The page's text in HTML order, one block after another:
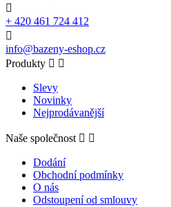

+ 420 461 724 412

info@bazeny-eshop.cz
Produkty  
Slevy
Novinky
Nejprodávanější
Naše společnost  
Dodání
Obchodní podmínky
O nás
Odstoupení od smlouvy